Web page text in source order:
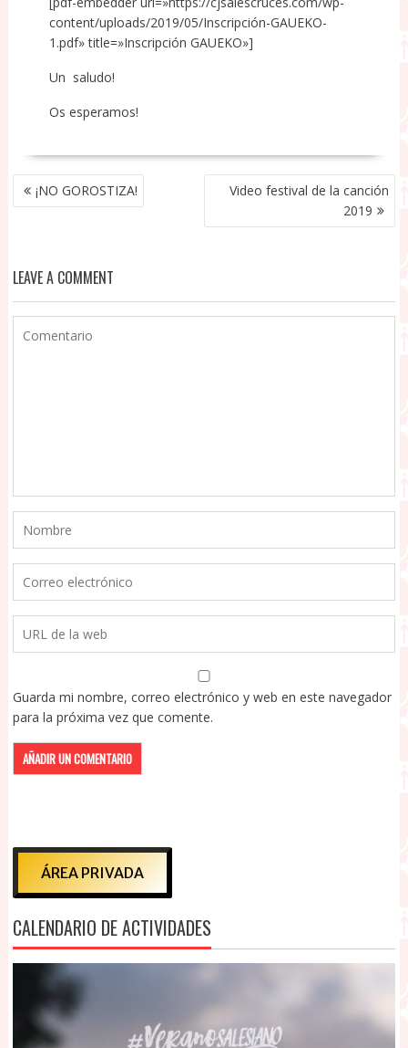
content/uploads/2019/05/Inscripción-GAUEKO-
1.pdf» title=»Inscripción GAUEKO»]
Un saludo!
Os esperamos!
NAVEGACIÓN
DE ¡NO GOROSTIZA!
Video festival de la canción
2019
LEAVE A COMMENT
Guarda mi nombre, correo electrónico y web en este navegador
para la próxima vez que comente.
ÁREA PRIVADA
CALENDARIO DE ACTIVIDADES